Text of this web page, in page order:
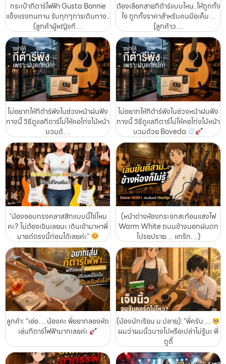
กระเป๋ากีตาร์ไฟฟ้า Gusta Bonnie
แข็งแรงทนทาน รับทุกๆการเดินทาง..
(ลูกค้าผู้หญิงที…
ต้องเลือกสายกีต้าร์แบบไหน..ให้ถูกทั้ง
ใจ ถูกทั้งราคาสำหรับคนมือเค็ม . .
[ลูกค้าว…
ไม่อยากให้กีต้าร์พังในช่วงหน้าฝนฟัง
ทางนี้ วิธีดูแลกีตาร์ไม่ให้คอโก่งไม้หน้า
บวมด้…
ไม่อยากให้กีต้าร์พังในช่วงหน้าฝนฟัง
ทางนี้ วิธีดูแลกีตาร์ไม่ให้คอโก่งไม้หน้า
บวมด้วย Boveda
“น้องชอบทรงคลาสสิกแบบนี้ใช่ไหม
คะ? ไม่ต้องเขินเลยนะ เดินเข้ามาหาพี่
มายด์ตรงนี้ก่อนได้เลยค่ะ”
(หน้าต่างห้องกระจกสะท้อนแสงไฟ
Warm White ถนนข้างนอกฝนตก
โปรยปราย… แกร๊ก…)
ลูกค้า: “เอ่อ… น้องคะ พี่อยากลองหัด
เล่นกีตาร์ไฟฟ้ามากเลยค่ะ
(น้องนักเรียน ม.ปลาย): “พี่ครับ…
ผมว่าผมนิ้วบางไปหรือเปล่าไม่รู้นะ พี่
ดูดิ๊